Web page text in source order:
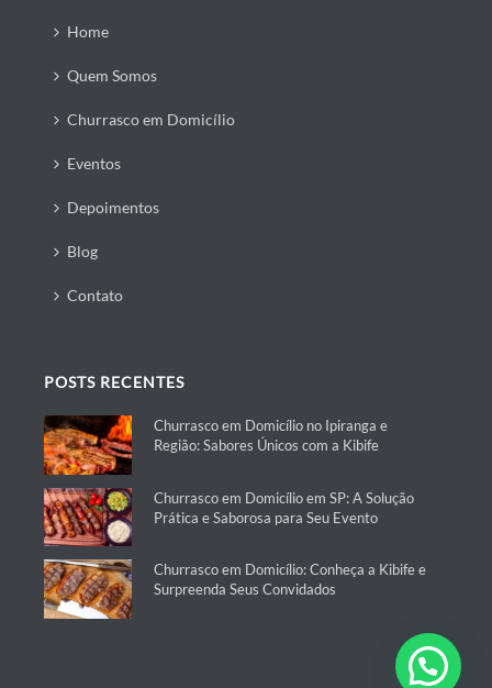
Home
Quem Somos
Churrasco em Domicílio
Eventos
Depoimentos
Blog
Contato
POSTS RECENTES
Churrasco em Domicílio no Ipiranga e
Região: Sabores Únicos com a Kibife
Churrasco em Domicílio em SP: A Solução
Prática e Saborosa para Seu Evento
Churrasco em Domicílio: Conheça a Kibife e
Surpreenda Seus Convidados